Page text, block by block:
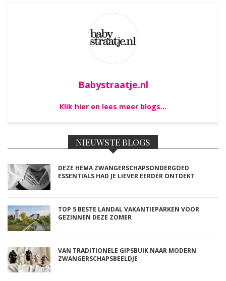
Babystraatje.nl
Klik hier en lees meer blogs…
NIEUWSTE BLOGS
DEZE HEMA ZWANGERSCHAPSONDERGOED
ESSENTIALS HAD JE LIEVER EERDER ONTDEKT
TOP 5 BESTE LANDAL VAKANTIEPARKEN VOOR
GEZINNEN DEZE ZOMER
VAN TRADITIONELE GIPSBUIK NAAR MODERN
ZWANGERSCHAPSBEELDJE